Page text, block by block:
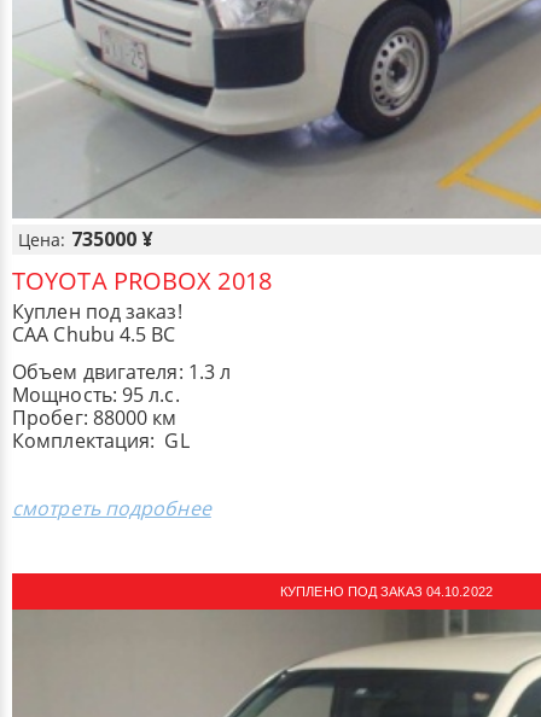
Цена: 735000 ¥
TOYOTA PROBOX 2018
Куплен под заказ!
CAA Chubu 4.5 BC
Объем двигателя: 1.3 л
Мощность: 95 л.с.
Пробег: 88000 км
Комплектация: GL
смотреть подробнее
КУПЛЕНО ПОД ЗАКАЗ 04.10.2022